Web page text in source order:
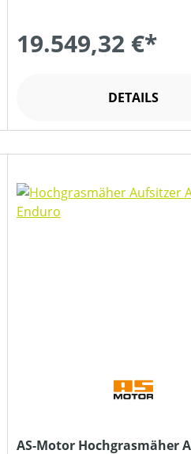
19.549,32 €*
DETAILS
AS-Motor Hochgrasmäher